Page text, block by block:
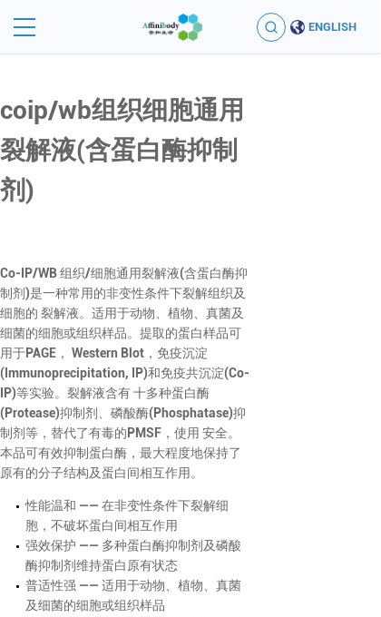
ENGLISH
coip/wb组织细胞通用
裂解液(含蛋白酶抑制
剂)
Co-IP/WB 组织/细胞通用裂解液(含蛋白酶抑
制剂)是一种常用的非变性条件下裂解组织及
细胞的 裂解液。适用于动物、植物、真菌及
细菌的细胞或组织样品。提取的蛋白样品可
用于PAGE， Western Blot，免疫沉淀
(Immunoprecipitation, IP)和免疫共沉淀(Co-
IP)等实验。裂解液含有 十多种蛋白酶
(Protease)抑制剂、磷酸酶(Phosphatase)抑
制剂等，替代了有毒的PMSF，使用 安全。
本品可有效抑制蛋白酶，最大程度地保持了
原有的分子结构及蛋白间相互作用。
性能温和 —— 在非变性条件下裂解细
胞，不破坏蛋白间相互作用
强效保护 —— 多种蛋白酶抑制剂及磷酸
酶抑制剂维持蛋白原有状态
普适性强 —— 适用于动物、植物、真菌
及细菌的细胞或组织样品